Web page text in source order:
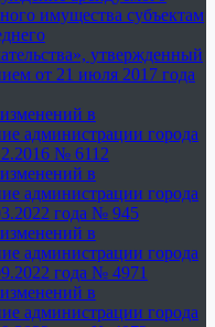
имущества субъектам
утвержденный
от 21 июля 2017 года
в
администрации города
№ 6112
в
администрации города
года № 945
в
администрации города
года № 4971
в
администрации города